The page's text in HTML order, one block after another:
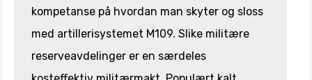
kompetanse på hvordan man skyter og sloss
med artillerisystemet M109. Slike militære
reserveavdelinger er en særdeles